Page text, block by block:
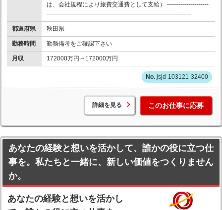
は、会社規程により旅費交通費として支給） ---------------------
-------------------------------------------------------------------------
都道府県 秋田県
勤務時間 勤務備考をご確認下さい
月収 172000万円～172000万円
jsjd-103121-32400
詳細を見る このお仕事に応募
あなたの経験と想いを活かして、誰かの役に立つ仕
事を。私たちと一緒に、新しい価値をつくりません
か。
あなたの経験と想いを活かし